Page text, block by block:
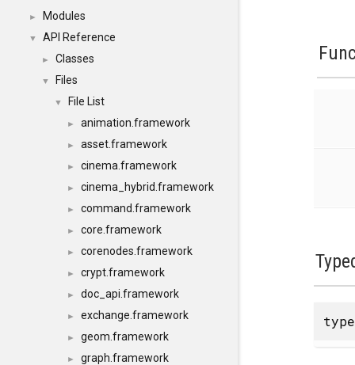
► Modules
▼ API Reference
► Classes
▼ Files
▼ File List
► animation.framework
► asset.framework
► cinema.framework
► cinema_hybrid.framework
► command.framework
► core.framework
► corenodes.framework
► crypt.framework
► doc_api.framework
► exchange.framework
► geom.framework
► graph.framework